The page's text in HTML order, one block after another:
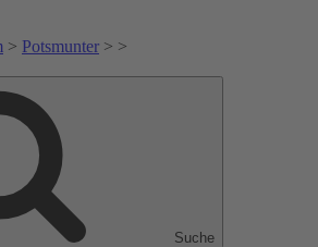
> Potsmunter > >
Suche